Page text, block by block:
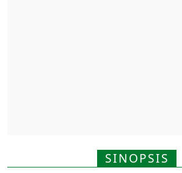
SINOPSIS